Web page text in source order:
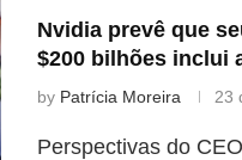
Nvidia prevê que
$200 bilhões inclui
by Patrícia Moreira 23
Perspectivas do